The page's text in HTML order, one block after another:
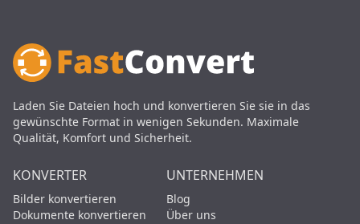
Laden Sie Dateien hoch und konvertieren Sie sie in das
gewünschte Format in wenigen Sekunden. Maximale
Qualität, Komfort und Sicherheit.
KONVERTER
Bilder konvertieren
Dokumente konvertieren
UNTERNEHMEN
Blog
Über uns